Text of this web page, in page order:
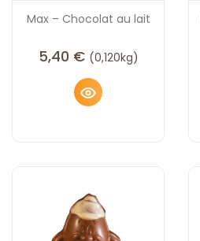
Max – Chocolat au lait
5,40 € (0,120kg)